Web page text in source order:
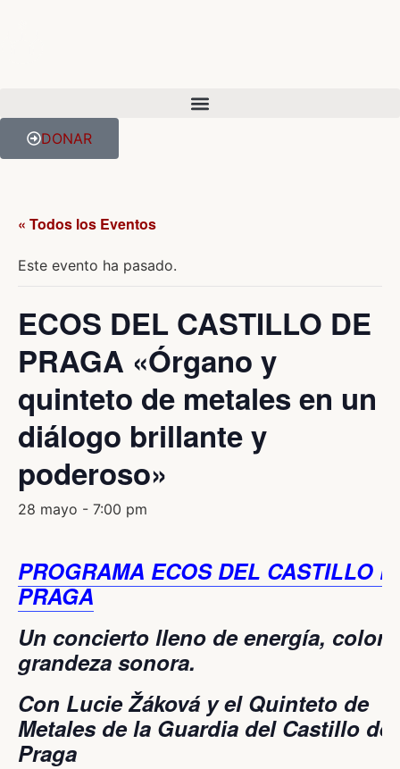
DONAR
« Todos los Eventos
Este evento ha pasado.
ECOS DEL CASTILLO DE
PRAGA «Órgano y
quinteto de metales en un
diálogo brillante y
poderoso»
28 mayo - 7:00 pm
PROGRAMA ECOS DEL CASTILLO
PRAGA
Un concierto lleno de energía, color
grandeza sonora.
Con Lucie Žáková y el Quinteto de
Metales de la Guardia del Castillo de
Praga